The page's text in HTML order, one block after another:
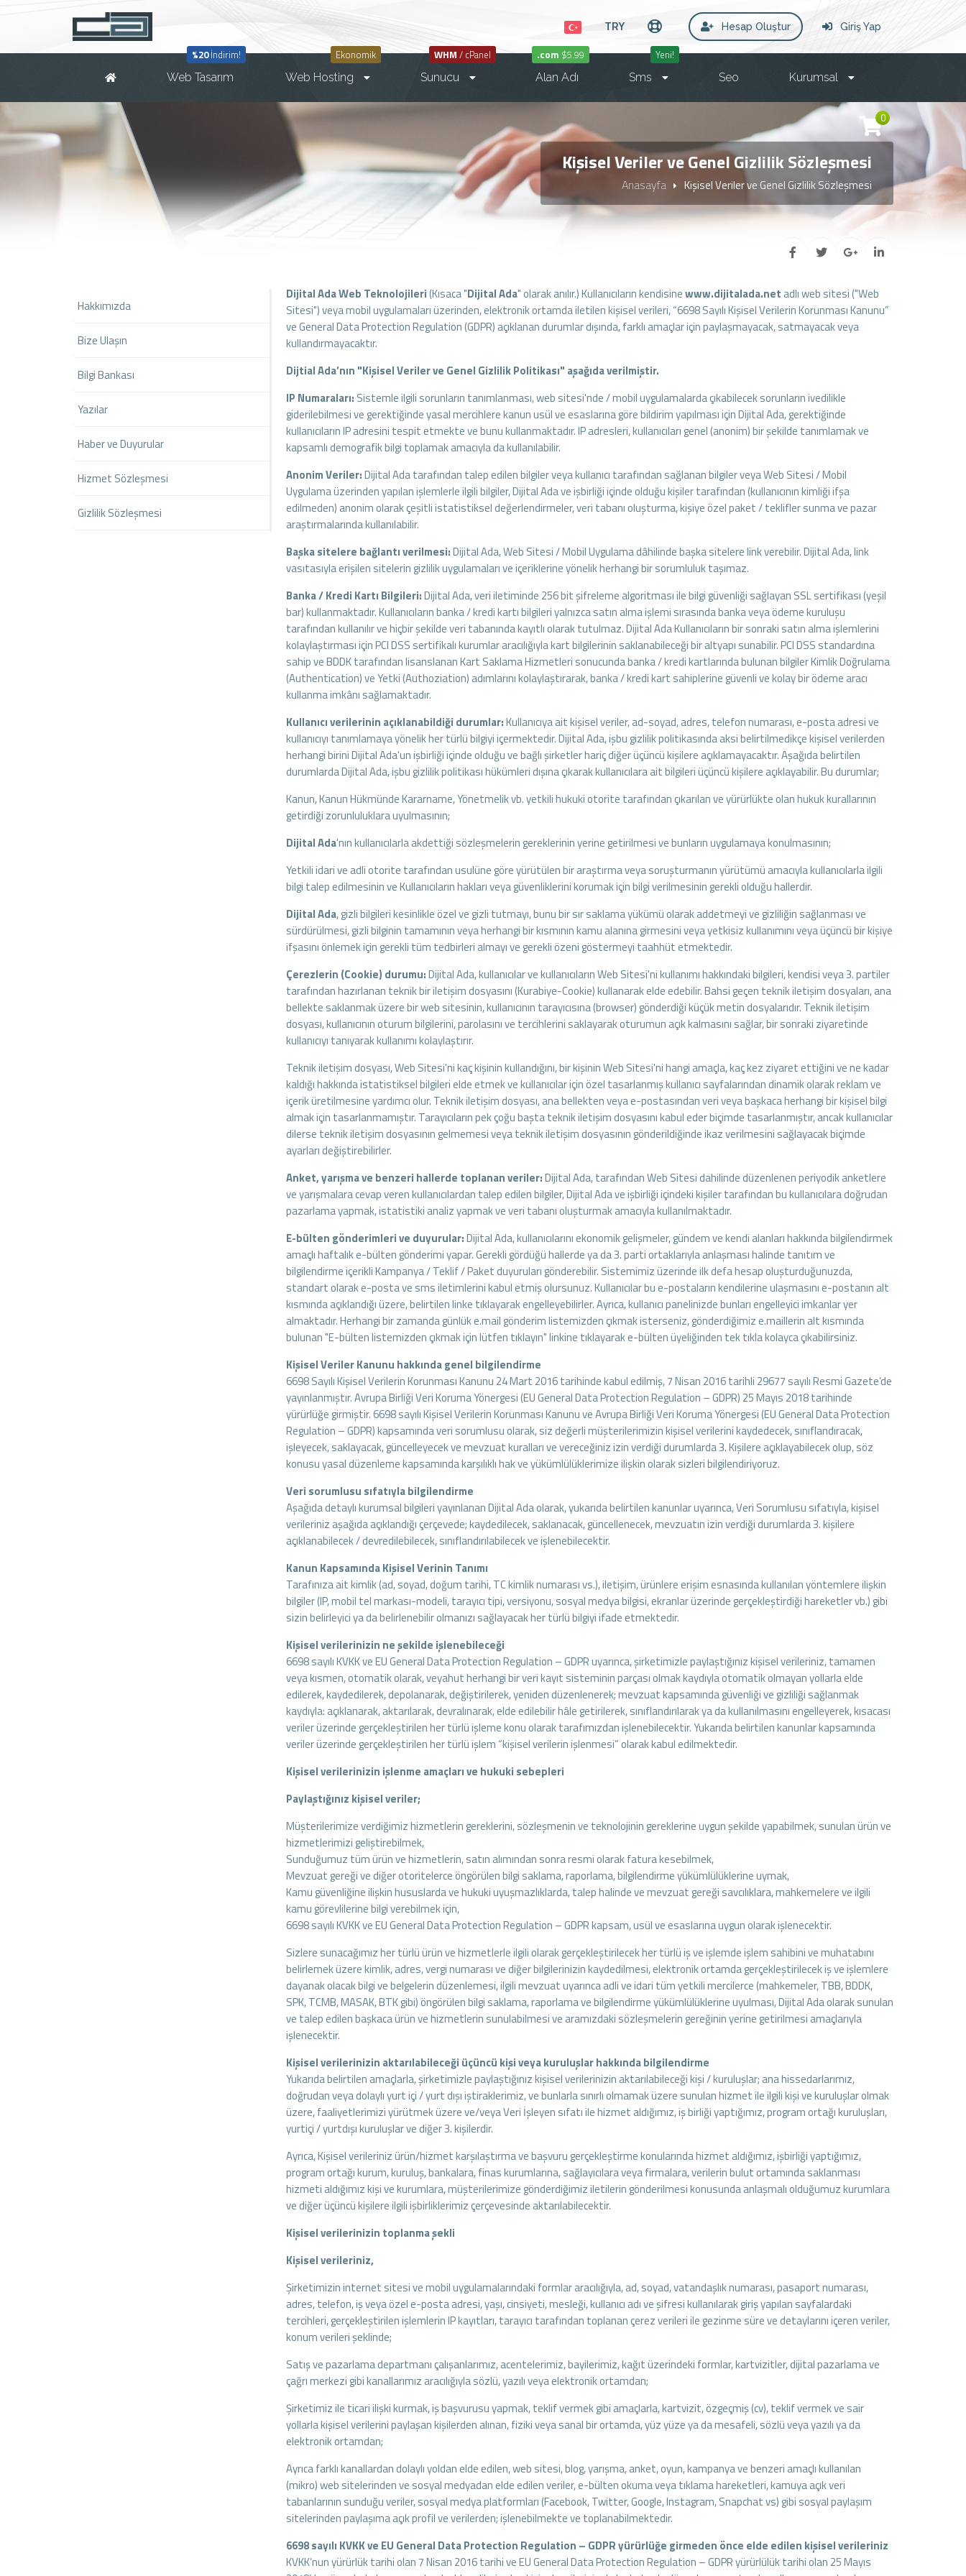
Giriş Yap
Hesap Oluştur
TRY
%20İndirim!
Web Tasarım
Ekonomik
Web Hosting
WHM / cPanel
Sunucu
.com $5.99
Alan Adı
Yeni!
Sms Seo Kurumsal
0
Kişisel Veriler ve Genel Gizlilik Sözleşmesi
Anasayfa Kişisel Veriler ve Genel Gizlilik Sözleşmesi
Dijital Ada Web Teknolojileri(Kısaca "Dijital Ada" olarak anılır.) Kullanıcıların kendisinewww.dijitalada.net adlı web sitesi ("Web
Sitesi") veya mobil uygulamaları üzerinden, elektronik ortamda iletilen kişisel verileri, “6698 Sayılı Kişisel Verilerin Korunması Kanunu”
ve General Data Protection Regulation (GDPR) açıklanan durumlar dışında, farklı amaçlar için paylaşmayacak, satmayacak veya
kullandırmayacaktır.
Dijtial Ada’nın "Kişisel Veriler ve Genel Gizlilik Politikası" aşağıda verilmiştir.
IP Numaraları: Sistemle ilgili sorunların tanımlanması, web sitesi'nde / mobil uygulamalarda çıkabilecek sorunların ivedilikle
giderilebilmesi ve gerektiğinde yasal mercihlere kanun usül ve esaslarına göre bildirim yapılması için Dijital Ada, gerektiğinde
kullanıcıların IP adresini tespit etmekte ve bunu kullanmaktadır. IP adresleri, kullanıcıları genel (anonim) bir şekilde tanımlamak ve
kapsamlı demografik bilgi toplamak amacıyla da kullanılabilir.
Anonim Veriler:Dijital Ada tarafından talep edilen bilgiler veya kullanıcı tarafından sağlanan bilgiler veya Web Sitesi / Mobil
Uygulama üzerinden yapılan işlemlerle ilgili bilgiler, Dijital Ada ve işbirliği içinde olduğu kişiler tarafından (kullanıcının kimliği ifşa
edilmeden) anonim olarak çeşitli istatistiksel değerlendirmeler, veri tabanı oluşturma, kişiye özel paket / teklifler sunma ve pazar
araştırmalarında kullanılabilir.
Başka sitelere bağlantı verilmesi:Dijital Ada, Web Sitesi / Mobil Uygulama dâhilinde başka sitelere link verebilir. Dijital Ada, link
vasıtasıyla erişilen sitelerin gizlilik uygulamaları ve içeriklerine yönelik herhangi bir sorumluluk taşımaz.
Banka / Kredi Kartı Bilgileri:Dijital Ada, veri iletiminde 256 bit şifreleme algoritması ile bilgi güvenliği sağlayan SSL sertifikası (yeşil
bar) kullanmaktadır. Kullanıcıların banka / kredi kartı bilgileri yalnızca satın alma işlemi sırasında banka veya ödeme kuruluşu
tarafından kullanılır ve hiçbir şekilde veri tabanında kayıtlı olarak tutulmaz. Dijital Ada Kullanıcıların bir sonraki satın alma işlemlerini
kolaylaştırması için PCI DSS sertifikalı kurumlar aracılığıyla kart bilgilerinin saklanabileceği bir altyapı sunabilir. PCI DSS standardına
sahip ve BDDK tarafından lisanslanan Kart Saklama Hizmetleri sonucunda banka / kredi kartlarında bulunan bilgiler Kimlik Doğrulama
(Authentication) ve Yetki (Authoziation) adımlarını kolaylaştırarak, banka / kredi kart sahiplerine güvenli ve kolay bir ödeme aracı
kullanma imkânı sağlamaktadır.
Kullanıcı verilerinin açıklanabildiği durumlar:Kullanıcıya ait kişisel veriler, ad-soyad, adres, telefon numarası, e-posta adresi ve
kullanıcıyı tanımlamaya yönelik her türlü bilgiyi içermektedir. Dijital Ada, işbu gizlilik politikasında aksi belirtilmedikçe kişisel verilerden
herhangi birini Dijital Ada'un işbirliği içinde olduğu ve bağlı şirketler hariç diğer üçüncü kişilere açıklamayacaktır. Aşağıda belirtilen
durumlarda Dijital Ada, işbu gizlilik politikası hükümleri dışına çıkarak kullanıcılara ait bilgileri üçüncü kişilere açıklayabilir. Bu durumlar;
Kanun, Kanun Hükmünde Kararname, Yönetmelik vb. yetkili hukuki otorite tarafından çıkarılan ve yürürlükte olan hukuk kurallarının
getirdiği zorunluluklara uyulmasının;
Dijital Ada'nın kullanıcılarla akdettiği sözleşmelerin gereklerinin yerine getirilmesi ve bunların uygulamaya konulmasının;
Yetkili idari ve adli otorite tarafından usulüne göre yürütülen bir araştırma veya soruşturmanın yürütümü amacıyla kullanıcılarla ilgili
bilgi talep edilmesinin ve Kullanıcıların hakları veya güvenliklerini korumak için bilgi verilmesinin gerekli olduğu hallerdir.
Dijital Ada, gizli bilgileri kesinlikle özel ve gizli tutmayı, bunu bir sır saklama yükümü olarak addetmeyi ve gizliliğin sağlanması ve
sürdürülmesi, gizli bilginin tamamının veya herhangi bir kısmının kamu alanına girmesini veya yetkisiz kullanımını veya üçüncü bir kişiye
ifşasını önlemek için gerekli tüm tedbirleri almayı ve gerekli özeni göstermeyi taahhüt etmektedir.
Çerezlerin (Cookie) durumu:Dijital Ada, kullanıcılar ve kullanıcıların Web Sitesi'ni kullanımı hakkındaki bilgileri, kendisi veya 3. partiler
tarafından hazırlanan teknik bir iletişim dosyasını (Kurabiye-Cookie) kullanarak elde edebilir. Bahsi geçen teknik iletişim dosyaları, ana
bellekte saklanmak üzere bir web sitesinin, kullanıcının tarayıcısına (browser) gönderdiği küçük metin dosyalarıdır. Teknik iletişim
dosyası, kullanıcının oturum bilgilerini, parolasını ve tercihlerini saklayarak oturumun açık kalmasını sağlar, bir sonraki ziyaretinde
kullanıcıyı tanıyarak kullanımı kolaylaştırır.
Teknik iletişim dosyası, Web Sitesi'ni kaç kişinin kullandığını, bir kişinin Web Sitesi'ni hangi amaçla, kaç kez ziyaret ettiğini ve ne kadar
kaldığı hakkında istatistiksel bilgileri elde etmek ve kullanıcılar için özel tasarlanmış kullanıcı sayfalarından dinamik olarak reklam ve
içerik üretilmesine yardımcı olur. Teknik iletişim dosyası, ana bellekten veya e-postasından veri veya başkaca herhangi bir kişisel bilgi
almak için tasarlanmamıştır. Tarayıcıların pek çoğu başta teknik iletişim dosyasını kabul eder biçimde tasarlanmıştır, ancak kullanıcılar
dilerse teknik iletişim dosyasının gelmemesi veya teknik iletişim dosyasının gönderildiğinde ikaz verilmesini sağlayacak biçimde
ayarları değiştirebilirler.
Anket, yarışma ve benzeri hallerde toplanan veriler:Dijital Ada, tarafından Web Sitesi dahilinde düzenlenen periyodik anketlere
ve yarışmalara cevap veren kullanıcılardan talep edilen bilgiler, Dijital Ada ve işbirliği içindeki kişiler tarafından bu kullanıcılara doğrudan
pazarlama yapmak, istatistiki analiz yapmak ve veri tabanı oluşturmak amacıyla kullanılmaktadır.
E-bülten gönderimleri ve duyurular:Dijital Ada, kullanıcılarını ekonomik gelişmeler, gündem ve kendi alanları hakkında bilgilendirmek
amaçlı haftalık e-bülten gönderimi yapar. Gerekli gördüğü hallerde ya da 3. parti ortaklarıyla anlaşması halinde tanıtım ve
bilgilendirme içerikli Kampanya / Teklif / Paket duyuruları gönderebilir. Sistemimiz üzerinde ilk defa hesap oluşturduğunuzda,
standart olarak e-posta ve sms iletimlerini kabul etmiş olursunuz. Kullanıcılar bu e-postaların kendilerine ulaşmasını e-postanın alt
kısmında açıklandığı üzere, belirtilen linke tıklayarak engelleyebilirler. Ayrıca, kullanıcı panelinizde bunları engelleyici imkanlar yer
almaktadır. Herhangi bir zamanda günlük e.mail gönderim listemizden çıkmak isterseniz, gönderdiğimiz e.maillerin alt kısmında
bulunan "E-bülten listemizden çıkmak için lütfen tıklayın" linkine tıklayarak e-bülten üyeliğinden tek tıkla kolayca çıkabilirsiniz.
Kişisel Veriler Kanunu hakkında genel bilgilendirme
6698 Sayılı Kişisel Verilerin Korunması Kanunu 24 Mart 2016 tarihinde kabul edilmiş, 7 Nisan 2016 tarihli 29677 sayılı Resmi Gazete’de
yayınlanmıştır. Avrupa Birliği Veri Koruma Yönergesi (EU General Data Protection Regulation – GDPR) 25 Mayıs 2018 tarihinde
yürürlüğe girmiştir. 6698 sayılı Kişisel Verilerin Korunması Kanunu ve Avrupa Birliği Veri Koruma Yönergesi (EU General Data Protection
Regulation – GDPR) kapsamında veri sorumlusu olarak, siz değerli müşterilerimizin kişisel verilerini kaydedecek, sınıflandıracak,
işleyecek, saklayacak, güncelleyecek ve mevzuat kuralları ve vereceğiniz izin verdiği durumlarda 3. Kişilere açıklayabilecek olup, söz
konusu yasal düzenleme kapsamında karşılıklı hak ve yükümlülüklerimize ilişkin olarak sizleri bilgilendiriyoruz.
Veri sorumlusu sıfatıyla bilgilendirme
Aşağıda detaylı kurumsal bilgileri yayınlanan Dijital Ada olarak, yukarıda belirtilen kanunlar uyarınca, Veri Sorumlusu sıfatıyla, kişisel
verileriniz aşağıda açıklandığı çerçevede; kaydedilecek, saklanacak, güncellenecek, mevzuatın izin verdiği durumlarda 3. kişilere
açıklanabilecek / devredilebilecek, sınıflandırılabilecek ve işlenebilecektir.
Kanun Kapsamında Kişisel Verinin Tanımı
Tarafınıza ait kimlik (ad, soyad, doğum tarihi, TC kimlik numarası vs.), iletişim, ürünlere erişim esnasında kullanılan yöntemlere ilişkin
bilgiler (IP, mobil tel markası-modeli, tarayıcı tipi, versiyonu, sosyal medya bilgisi, ekranlar üzerinde gerçekleştirdiği hareketler vb.) gibi
sizin belirleyici ya da belirlenebilir olmanızı sağlayacak her türlü bilgiyi ifade etmektedir.
Kişisel verilerinizin ne şekilde işlenebileceği
6698 sayılı KVKK ve EU General Data Protection Regulation – GDPR uyarınca, şirketimizle paylaştığınız kişisel verileriniz, tamamen
veya kısmen, otomatik olarak, veyahut herhangi bir veri kayıt sisteminin parçası olmak kaydıyla otomatik olmayan yollarla elde
edilerek, kaydedilerek, depolanarak, değiştirilerek, yeniden düzenlenerek; mevzuat kapsamında güvenliği ve gizliliği sağlanmak
kaydıyla: açıklanarak, aktarılarak, devralınarak, elde edilebilir hâle getirilerek, sınıflandırılarak ya da kullanılmasını engelleyerek, kısacası
veriler üzerinde gerçekleştirilen her türlü işleme konu olarak tarafımızdan işlenebilecektir. Yukarıda belirtilen kanunlar kapsamında
veriler üzerinde gerçekleştirilen her türlü işlem “kişisel verilerin işlenmesi” olarak kabul edilmektedir.
Kişisel verilerinizin işlenme amaçları ve hukuki sebepleri
Paylaştığınız kişisel veriler;
Müşterilerimize verdiğimiz hizmetlerin gereklerini, sözleşmenin ve teknolojinin gereklerine uygun şekilde yapabilmek, sunulan ürün ve
hizmetlerimizi geliştirebilmek,
Sunduğumuz tüm ürün ve hizmetlerin, satın alımından sonra resmi olarak fatura kesebilmek,
Mevzuat gereği ve diğer otoritelerce öngörülen bilgi saklama, raporlama, bilgilendirme yükümlülüklerine uymak,
Kamu güvenliğine ilişkin hususlarda ve hukuki uyuşmazlıklarda, talep halinde ve mevzuat gereği savcılıklara, mahkemelere ve ilgili
kamu görevlilerine bilgi verebilmek için,
6698 sayılı KVKK ve EU General Data Protection Regulation – GDPR kapsam, usül ve esaslarına uygun olarak işlenecektir.
Sizlere sunacağımız her türlü ürün ve hizmetlerle ilgili olarak gerçekleştirilecek her türlü iş ve işlemde işlem sahibini ve muhatabını
belirlemek üzere kimlik, adres, vergi numarası ve diğer bilgilerinizin kaydedilmesi, elektronik ortamda gerçekleştirilecek iş ve işlemlere
dayanak olacak bilgi ve belgelerin düzenlemesi, ilgili mevzuat uyarınca adli ve idari tüm yetkili mercilerce (mahkemeler, TBB, BDDK,
SPK, TCMB, MASAK, BTK gibi) öngörülen bilgi saklama, raporlama ve bilgilendirme yükümlülüklerine uyulması, Dijital Ada olarak sunulan
ve talep edilen başkaca ürün ve hizmetlerin sunulabilmesi ve aramızdaki sözleşmelerin gereğinin yerine getirilmesi amaçlarıyla
işlenecektir.
Kişisel verilerinizin aktarılabileceği üçüncü kişi veya kuruluşlar hakkında bilgilendirme
Yukarıda belirtilen amaçlarla, şirketimizle paylaştığınız kişisel verilerinizin aktarılabileceği kişi / kuruluşlar; ana hissedarlarımız,
doğrudan veya dolaylı yurt içi / yurt dışı iştiraklerimiz, ve bunlarla sınırlı olmamak üzere sunulan hizmet ile ilgili kişi ve kuruluşlar olmak
üzere, faaliyetlerimizi yürütmek üzere ve/veya Veri İşleyen sıfatı ile hizmet aldığımız, iş birliği yaptığımız, program ortağı kuruluşları,
yurtiçi / yurtdışı kuruluşlar ve diğer 3. kişilerdir.
Ayrıca, Kişisel verileriniz ürün/hizmet karşılaştırma ve başvuru gerçekleştirme konularında hizmet aldığımız, işbirliği yaptığımız,
program ortağı kurum, kuruluş, bankalara, finas kurumlarına, sağlayıcılara veya firmalara, verilerin bulut ortamında saklanması
hizmeti aldığımız kişi ve kurumlara, müşterilerimize gönderdiğimiz iletilerin gönderilmesi konusunda anlaşmalı olduğumuz kurumlara
ve diğer üçüncü kişilere ilgili işbirliklerimiz çerçevesinde aktarılabilecektir.
Kişisel verilerinizin toplanma şekli
Kişisel verileriniz,
Şirketimizin internet sitesi ve mobil uygulamalarındaki formlar aracılığıyla, ad, soyad, vatandaşlık numarası, pasaport numarası,
adres, telefon, iş veya özel e-posta adresi, yaşı, cinsiyeti, mesleği, kullanıcı adı ve şifresi kullanılarak giriş yapılan sayfalardaki
tercihleri, gerçekleştirilen işlemlerin IP kayıtları, tarayıcı tarafından toplanan çerez verileri ile gezinme süre ve detaylarını içeren veriler,
konum verileri şeklinde;
Satış ve pazarlama departmanı çalışanlarımız, acentelerimiz, bayilerimiz, kağıt üzerindeki formlar, kartvizitler, dijital pazarlama ve
çağrı merkezi gibi kanallarımız aracılığıyla sözlü, yazılı veya elektronik ortamdan;
Şirketimiz ile ticari ilişki kurmak, iş başvurusu yapmak, teklif vermek gibi amaçlarla, kartvizit, özgeçmiş (cv), teklif vermek ve sair
yollarla kişisel verilerini paylaşan kişilerden alınan, fiziki veya sanal bir ortamda, yüz yüze ya da mesafeli, sözlü veya yazılı ya da
elektronik ortamdan;
Ayrıca farklı kanallardan dolaylı yoldan elde edilen, web sitesi, blog, yarışma, anket, oyun, kampanya ve benzeri amaçlı kullanılan
(mikro) web sitelerinden ve sosyal medyadan elde edilen veriler, e-bülten okuma veya tıklama hareketleri, kamuya açık veri
tabanlarının sunduğu veriler, sosyal medya platformları (Facebook, Twitter, Google, Instagram, Snapchat vs) gibi sosyal paylaşım
sitelerinden paylaşıma açık profil ve verilerden; işlenebilmekte ve toplanabilmektedir.
6698 sayılı KVKK ve EU General Data Protection Regulation – GDPR yürürlüğe girmeden önce elde edilen kişisel verileriniz
KVKK’nun yürürlük tarihi olan 7 Nisan 2016 tarihi ve EU General Data Protection Regulation – GDPR yürürlülük tarihi olan 25 Mayıs
Hakkımızda
Bize Ulaşın
Bilgi Bankası
Yazılar
Haber ve Duyurular
Hizmet Sözleşmesi
Gizlilik Sözleşmesi